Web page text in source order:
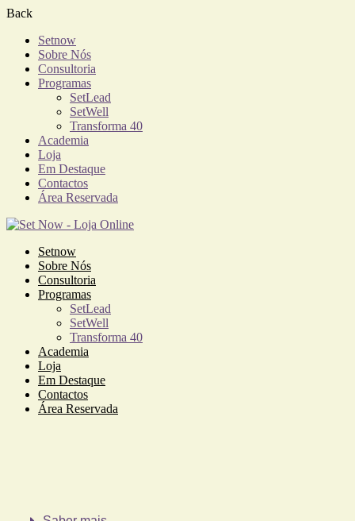
Back
Setnow
Sobre Nós
Consultoria
Programas
SetLead
SetWell
Transforma 40
Academia
Loja
Em Destaque
Contactos
Área Reservada
Setnow
Sobre Nós
Consultoria
Programas
SetLead
SetWell
Transforma 40
Academia
Loja
Em Destaque
Contactos
Área Reservada